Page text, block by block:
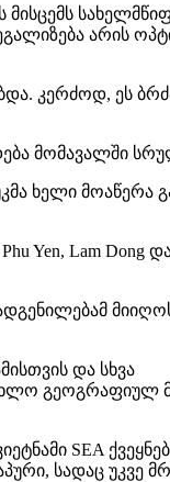
არის
კერძოდ, ეს
მომავალში
ხელი მოაწერა
Yen, Lam Dong
და სხვა
SEA
სადაც უკვე